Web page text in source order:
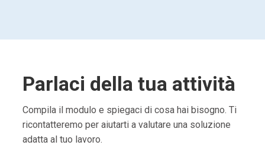
Parlaci della tua attività
Compila il modulo e spiegaci di cosa hai bisogno. Ti
ricontatteremo per aiutarti a valutare una soluzione
adatta al tuo lavoro.